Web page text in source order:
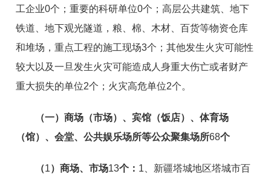
工企业0个；重要的科研单位0个；高层公共建筑、地下
铁道、地下观光隧道，粮、棉、木材、百货等物资仓库
和堆场，重点工程的施工现场3个；其他发生火灾可能性
较大以及一旦发生火灾可能造成人身重大伤亡或者财产
重大损失的单位2个；火灾高危单位2个。
（一）商场 （市场）、宾馆（饭店）、体育场
（馆）、会堂、公共娱乐场所等公众聚集场所68个
（1）商场、市场13个： 1、新疆塔城地区塔城市百